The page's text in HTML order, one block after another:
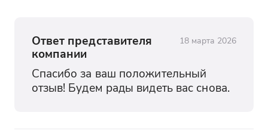
Ответ представителя
компании
18 марта 2026
Спасибо за ваш положительный
отзыв! Будем рады видеть вас снова.